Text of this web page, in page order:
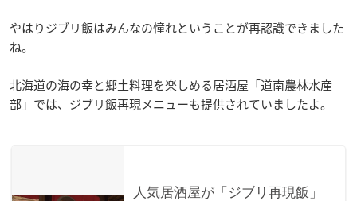
やはりジブリ飯はみんなの憧れということが再認識できました
ね。
北海道の海の幸と郷土料理を楽しめる居酒屋「道南農林水産
部」では、ジブリ飯再現メニューも提供されていましたよ。